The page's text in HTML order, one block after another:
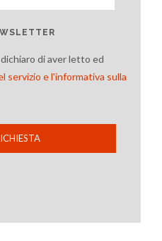
di aver letto ed
servizio e l'informativa sulla